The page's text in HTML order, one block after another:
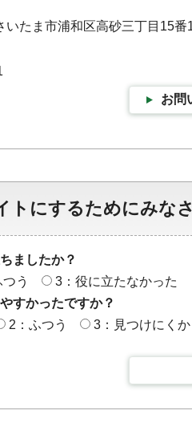
いたま市浦和区高砂三丁目15番
お問
トにするためにみな
ましたか？
う
3：役に立たなかった
すかったですか？
2：ふつう 3：見つけにくか